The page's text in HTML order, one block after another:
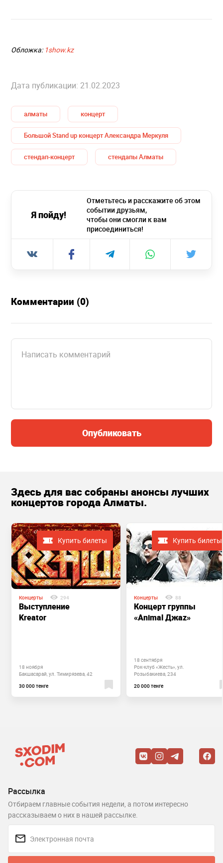
Обложка: 1show.kz
Дата публикации: 21.02.2023
алматы концерт
Большой Stand up концерт Александра Меркуля
стендап-концерт стендапы Алматы
Я пойду!
Отметьтесь и расскажите об этом
событии друзьям,
чтобы они смогли к вам
присоединиться!
Комментарии (0)
Опубликовать
Здесь для вас собраны анонсы лучших
концертов города Алматы.
Купить билеты
Концерты 294
Выступление
Kreator
18 ноября
Бакшасарай, ул. Тимирязева, 42
30 000 тенге
Купить билеты
Концерты 88
Концерт группы
«Animal Джаz»
18 сентября
Рок-клуб «Жесть», ул.
Розыбакиева, 234
20 000 тенге
Рассылка
Отбираем главные события недели, а потом интересно
рассказываем о них в нашей рассылке.